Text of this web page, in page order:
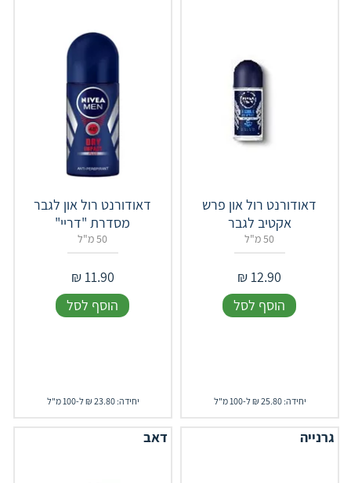
דאודורנט רול און פרש
אקטיב לגבר
50 מ"ל
12.90
₪
הוסף לסל
יחידה: 25.80 ₪ ל-100 מ"ל
דאודורנט רול און לגבר
מסדרת "דריי"
50 מ"ל
11.90
₪
הוסף לסל
יחידה: 23.80 ₪ ל-100 מ"ל
גרנייה דאב